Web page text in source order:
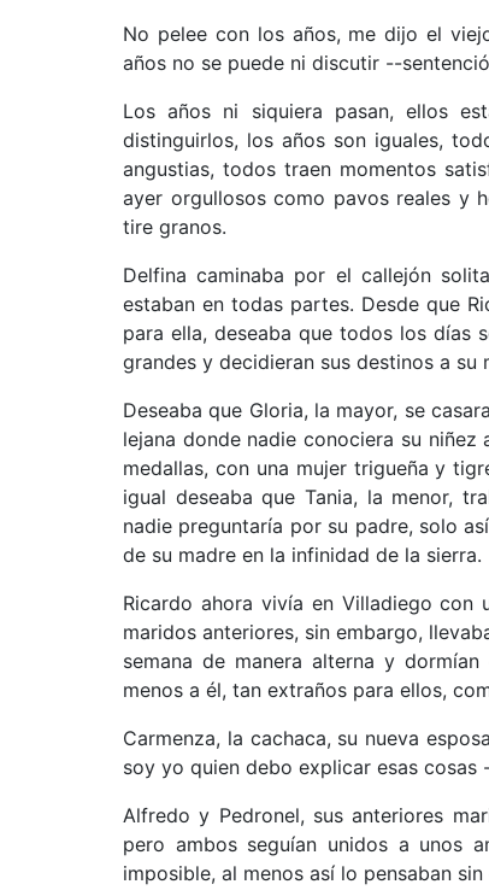
No pelee con los años, me dijo el
años no se puede ni discutir --
Los años ni siquiera pasan, ellos
distinguirlos, los años son iguales,
angustias, todos traen momentos
ayer orgullosos como pavos reales y
tire granos.
Delfina caminaba por el callejón
estaban en todas partes. Desde que
para ella, deseaba que todos los días
grandes y decidieran sus destinos a su
Deseaba que Gloria, la mayor, se
lejana donde nadie conociera su
medallas, con una mujer trigueña y
igual deseaba que Tania, la menor,
nadie preguntaría por su padre, solo
de su madre en la infinidad de la sierra.
Ricardo ahora vivía en Villadiego con
maridos anteriores, sin embargo,
semana de manera alterna y
menos a él, tan extraños para ellos,
Carmenza, la cachaca, su nueva
soy yo quien debo explicar esas
Alfredo y Pedronel, sus anteriores
pero ambos seguían unidos a unos
imposible, al menos así lo pensaban